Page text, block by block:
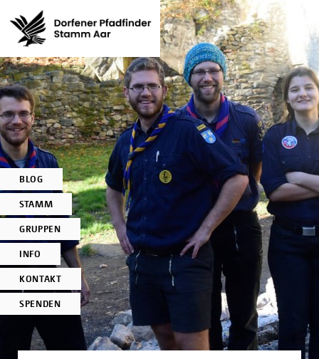
BLOG
STAMM
GRUPPEN
INFO
KONTAKT
SPENDEN